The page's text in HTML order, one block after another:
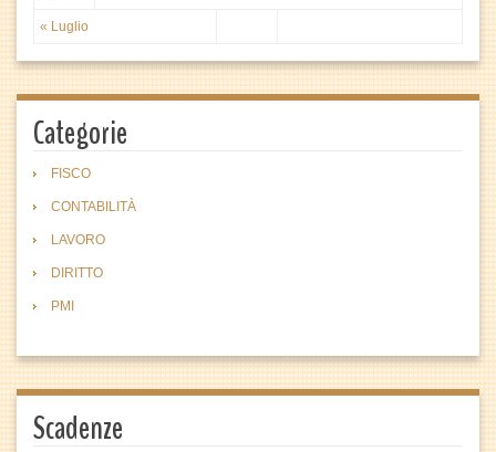
« Luglio
Categorie
FISCO
CONTABILITÀ
LAVORO
DIRITTO
PMI
Scadenze